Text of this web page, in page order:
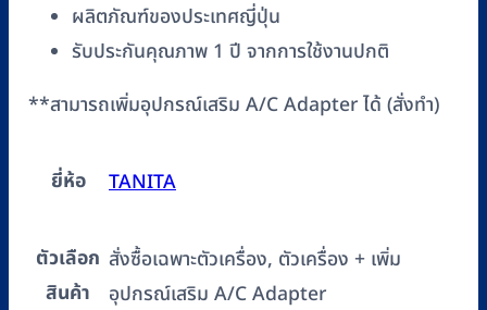
ผลิตภัณฑ์ของประเทศญี่ปุ่น
รับประกันคุณภาพ 1 ปี จากการใช้งานปกติ
**สามารถเพิ่มอุปกรณ์เสริม A/C Adapter ได้ (สั่งทำ)
ยี่ห้อ TANITA
ตัวเลือก
สินค้า
สั่งซื้อเฉพาะตัวเครื่อง, ตัวเครื่อง + เพิ่ม
อุปกรณ์เสริม A/C Adapter